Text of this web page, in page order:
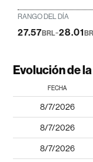
RANGO DEL DÍA
27.57BRL-28.01
Evolución de
FECHA
8/7/2026
8/7/2026
8/7/2026